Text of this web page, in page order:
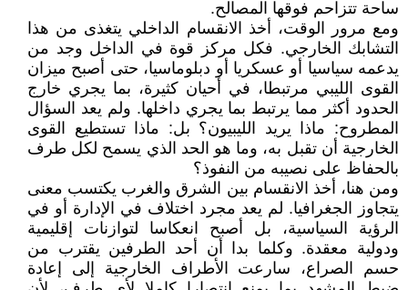
ساحة تتزاحم فوقها المصالح.
ومع مرور الوقت، أخذ الانقسام الداخلي يتغذى من هذا
التشابك الخارجي. فكل مركز قوة في الداخل وجد من
يدعمه سياسيا أو عسكريا أو دبلوماسيا، حتى أصبح ميزان
القوى الليبي مرتبطا، في أحيان كثيرة، بما يجري خارج
الحدود أكثر مما يرتبط بما يجري داخلها. ولم يعد السؤال
المطروح: ماذا يريد الليبيون؟ بل: ماذا تستطيع القوى
الخارجية أن تقبل به، وما هو الحد الذي يسمح لكل طرف
بالحفاظ على نصيبه من النفوذ؟
ومن هنا، أخذ الانقسام بين الشرق والغرب يكتسب معنى
يتجاوز الجغرافيا. لم يعد مجرد اختلاف في الإدارة أو في
الرؤية السياسية، بل أصبح انعكاسا لتوازنات إقليمية
ودولية معقدة. وكلما بدا أن أحد الطرفين يقترب من
حسم الصراع، سارعت الأطراف الخارجية إلى إعادة